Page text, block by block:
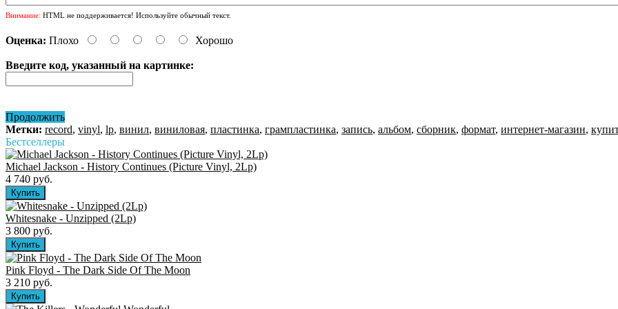
Внимание: HTML не поддерживается! Используйте обычный текст.
Оценка: Плохо Хорошо
Введите код, указанный на картинке:
Продолжить
Метки: record, vinyl, lp, винил, виниловая, пластинка, грампластинка, запись, альбом, сборник, формат, интернет-магазин,
Бестселлеры
Michael Jackson - History Continues (Picture Vinyl, 2Lp)
4 740 руб.
Whitesnake - Unzipped (2Lp)
3 800 руб.
Pink Floyd - The Dark Side Of The Moon
3 210 руб.